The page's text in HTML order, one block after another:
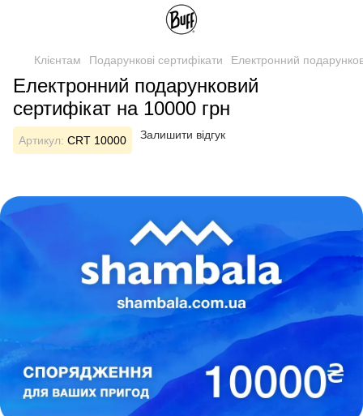
Клієнтам Подарункові сертифікати Електронний
Електронний подарунковий
сертифікат на 10000 грн
Артикул: CRT 10000 Залишити відгук